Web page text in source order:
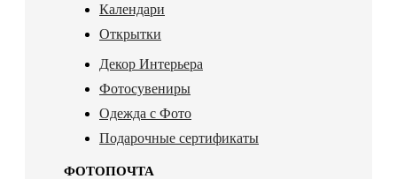
Календари
Открытки
Декор Интерьера
Фотосувениры
Одежда с Фото
Подарочные сертификаты
ФОТОПОЧТА